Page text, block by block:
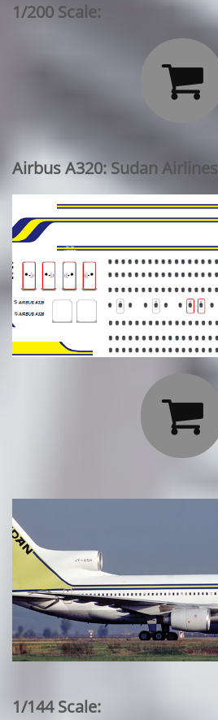
1/200 Scale:

Airbus A320: Sudan Airlines

1/144 Scale: